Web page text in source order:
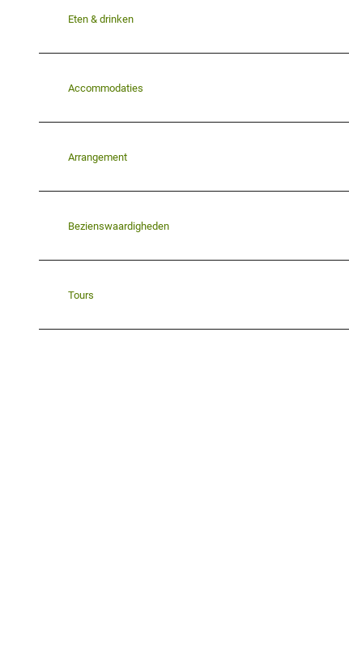
Eten & drinken
Accommodaties
Arrangement
Bezienswaardigheden
Tours